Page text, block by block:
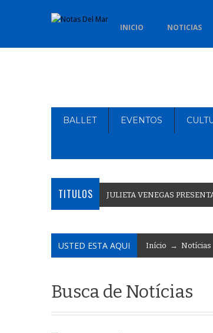
INICIO NOTICIAS
BALLET EVENTOS
TITULOS JULIETA VENEGAS PRESENT
USTED ESTA AQUI Início → Notícias
Busca de Notícias